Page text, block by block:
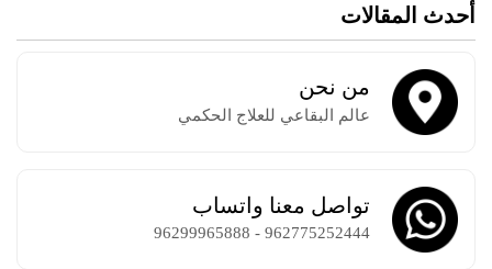
أحدث المقالات
من نحن
عالم البقاعي للعلاج الحكمي
تواصل معنا واتساب
962775252444 - 96299965888